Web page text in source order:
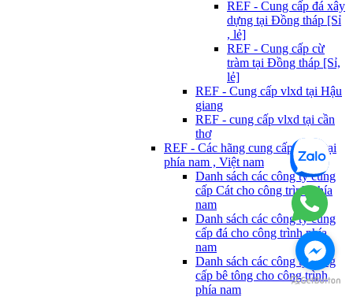
REF - Cung cấp đá xây
dựng tại Đồng tháp [Sỉ
, lẻ]
REF - Cung cấp cừ
tràm tại Đồng tháp [Sỉ,
lẻ]
REF - Cung cấp vlxd tại Hậu
giang
REF - cung cấp vlxd tại cần
thơ
REF - Các hãng cung cấp Vlxd tại
phía nam , Việt nam
Danh sách các công ty cung
cấp Cát cho công trình phía
nam
Danh sách các công ty cung
cấp đá cho công trình phía
nam
Danh sách các công ty cung
cấp bê tông cho công trình
phía nam